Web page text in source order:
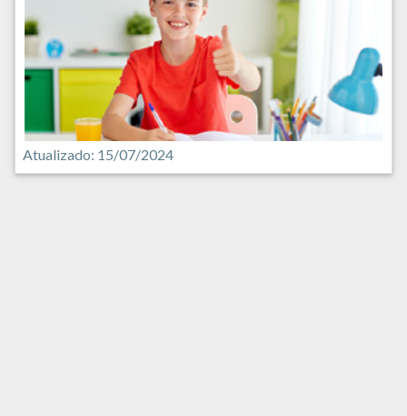
Atualizado: 15/07/2024